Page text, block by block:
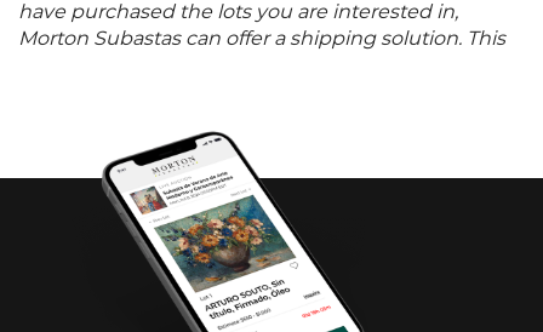
have purchased the lots you are interested in,
Morton Subastas can offer a shipping solution. This